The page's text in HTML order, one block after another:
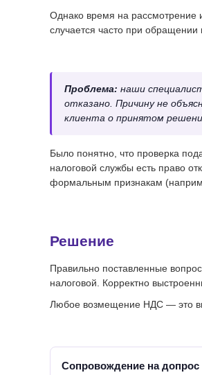
Однако время на рассмотрение
случается часто при обращении
Проблема: наши
отказано. Причину не
клиента о принятом
Было понятно, что проверка
налоговой службы есть право
формальным признакам
Решение
Правильно поставленные
налоговой. Корректно
Любое возмещение НДС — это
Сопровождение на допрос